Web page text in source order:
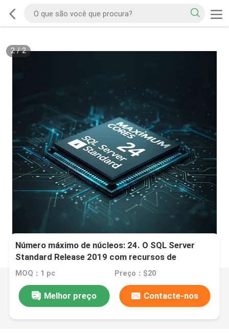
2/2
Número máximo de núcleos: 24. O SQL Server
Standard Release 2019 com recursos de
segurança sim, oferece tratamento seguro de
dados e soluções de banco de dados
corporativas.
MOQ：1 pc Preço：$20
Melhor preço Contacte-nos